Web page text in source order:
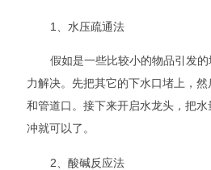
1、水压疏通法
假如是一些比较小的物品引发
力解决。先把其它的下水口堵上，
和管道口。接下来开启水龙头，把
冲就可以了。
2、酸碱反应法